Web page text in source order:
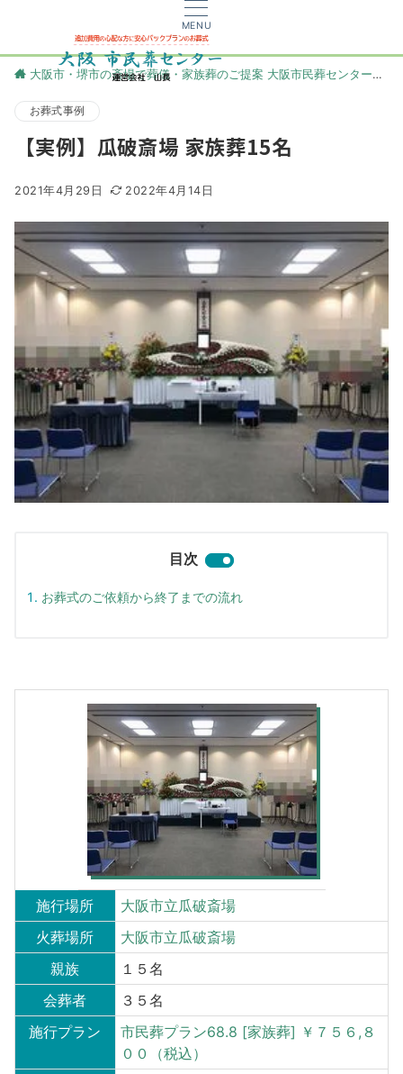
MENU
大阪市・堺市の斎場で葬儀・家族葬のご提案 大阪市民葬センター
お葬式事例
【実例】瓜破斎場 家族葬15名
2021年4月29日 2022年4月14日
目次
お葬式のご依頼から終了までの流れ
施行場所
大阪市立瓜破斎場
火葬場所
大阪市立瓜破斎場
親族
１５名
会葬者
３５名
施行プラン
市民葬プラン68.8 [家族葬] ￥７５６,８
００（税込）